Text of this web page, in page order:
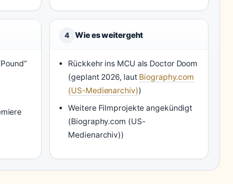
4 Wie es weitergeht
Rückkehr ins MCU als Doctor Doom
(geplant 2026, laut Biography.com
(US-Medienarchiv))
Weitere Filmprojekte angekündigt
(Biography.com (US-
Medienarchiv))